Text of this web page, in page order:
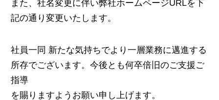
また、社名変更に伴い弊社ホームページURLを下
記の通り変更いたします。
社員一同 新たな気持ちでより一層業務に邁進する
所存でございます。今後とも何卒倍旧のご支援ご
指導
を賜りますようお願い申し上げます。